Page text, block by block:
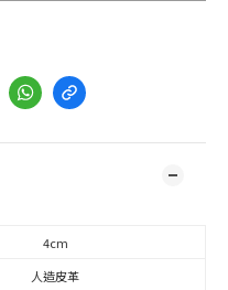
4cm
人造皮革